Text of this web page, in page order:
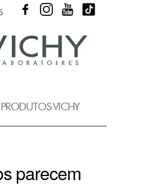
FACEBOOKINSTAGRAM
YOUTUBE
VICHY
parecem